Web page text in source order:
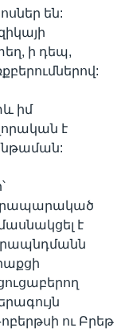
են:
ի դեպ,
իմ
է
է
ու Բրեթ